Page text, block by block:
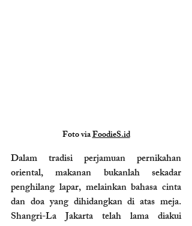
Foto via FoodieS.id
Dalam tradisi perjamuan pernikahan
oriental, makanan bukanlah sekadar
penghilang lapar, melainkan bahasa cinta
dan doa yang dihidangkan di atas meja.
Shangri-La Jakarta telah lama diakui